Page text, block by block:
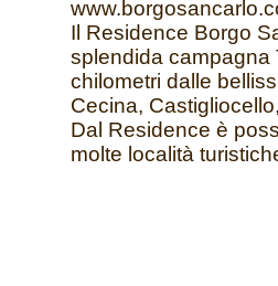
Il Residence Borgo
splendida campagna
chilometri dalle
Cecina,
Dal Residence è
molte località